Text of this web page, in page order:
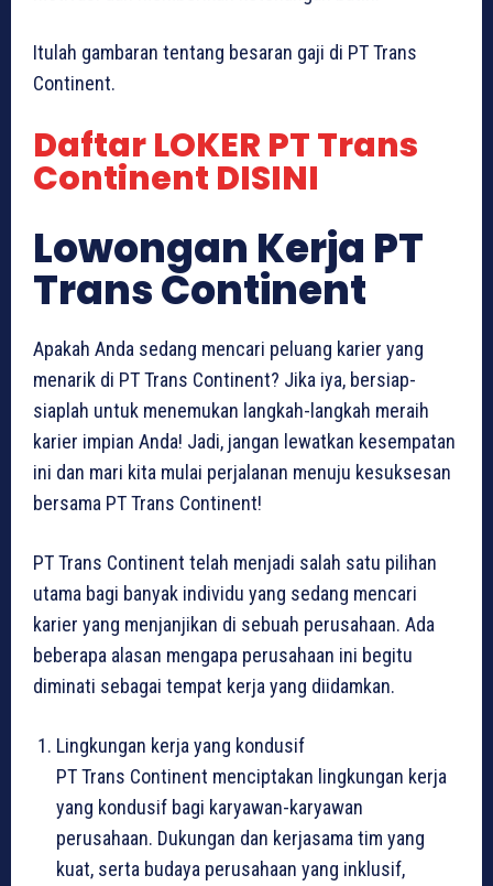
Itulah gambaran tentang besaran gaji di PT Trans
Continent.
Daftar LOKER PT Trans
Continent DISINI
Lowongan Kerja PT
Trans Continent
Apakah Anda sedang mencari peluang karier yang
menarik di PT Trans Continent? Jika iya, bersiap-
siaplah untuk menemukan langkah-langkah meraih
karier impian Anda! Jadi, jangan lewatkan kesempatan
ini dan mari kita mulai perjalanan menuju kesuksesan
bersama PT Trans Continent!
PT Trans Continent telah menjadi salah satu pilihan
utama bagi banyak individu yang sedang mencari
karier yang menjanjikan di sebuah perusahaan. Ada
beberapa alasan mengapa perusahaan ini begitu
diminati sebagai tempat kerja yang diidamkan.
Lingkungan kerja yang kondusif
PT Trans Continent menciptakan lingkungan kerja
yang kondusif bagi karyawan-karyawan
perusahaan. Dukungan dan kerjasama tim yang
kuat, serta budaya perusahaan yang inklusif,